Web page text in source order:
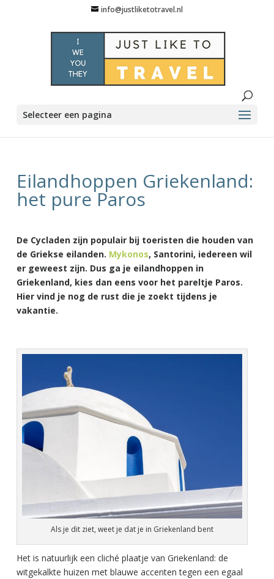
info@justliketotravel.nl
Selecteer een pagina
Eilandhoppen Griekenland:
het pure Paros
De Cycladen zijn populair bij toeristen die houden van
de Griekse eilanden. Mykonos, Santorini, iedereen wil
er geweest zijn. Dus ga je eilandhoppen in
Griekenland, kies dan eens voor het pareltje Paros.
Hier vind je nog de rust die je zoekt tijdens je
vakantie.
Als je dit ziet, weet je dat je in Griekenland bent
Het is natuurlijk een cliché plaatje van Griekenland: de
witgekalkte huizen met blauwe accenten tegen een egaal